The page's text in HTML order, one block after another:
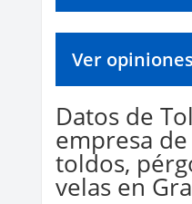
Ver opiniones
Datos de
empresa
toldos,
velas en